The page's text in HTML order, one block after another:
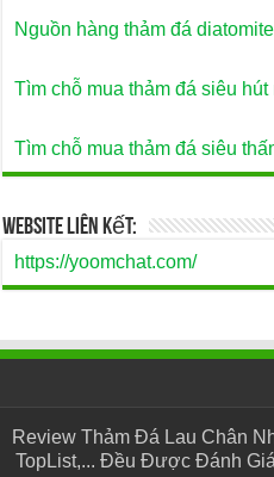
Nguồn hàng thảm đá
Tìm chỗ mua thảm đá siêu
Tìm chỗ mua thảm đá siêu
Website Liên Kết:
https://yoomchat.com/
Review Thảm Đá Lau Chân
TopList,... Đều Được Đánh